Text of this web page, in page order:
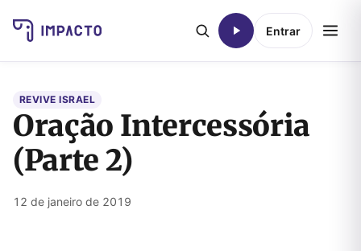
Entrar
REVIVE ISRAEL
Oração Intercessória
(Parte 2)
12 de janeiro de 2019